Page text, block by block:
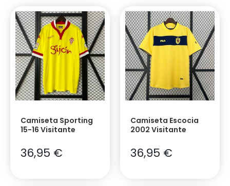
Camiseta Sporting
15-16 Visitante
36,95 €
Camiseta Escocia
2002 Visitante
36,95 €